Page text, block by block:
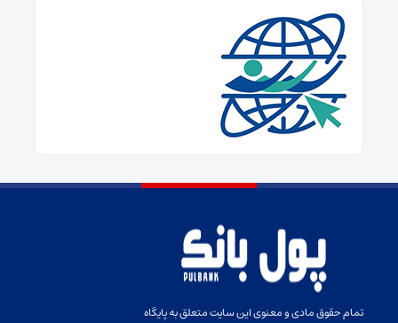
تمام حقوق مادی و معنوی این سایت متعلق به پایگاه